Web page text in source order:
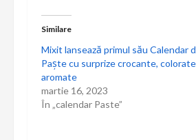
e
î
n
a
Similare
Mixit lansează primul său Calendar
Paște cu surprize crocante,
aromate
martie 16, 2023
În „calendar Paste”